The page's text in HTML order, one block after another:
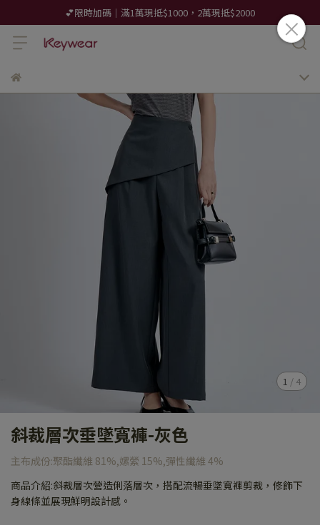
💕限時加碼｜滿1萬現抵$1000，2萬現抵$2000
1 / 4
斜裁層次垂墜寬褲-灰色
主布成份:聚酯纖維 81%,嫘縈 15%,彈性纖維 4%
商品介紹:斜裁層次營造俐落層次，搭配流暢垂墜寬褲剪裁，修飾下
身線條並展現鮮明設計感。